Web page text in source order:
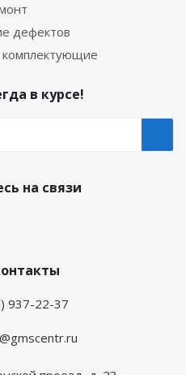
дефектов
в курсе!
на связи
937-22-37